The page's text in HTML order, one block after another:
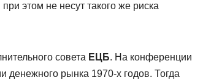
этом не несут такого же риска
совета ЕЦБ. На конференции
рынка 1970-х годов. Тогда